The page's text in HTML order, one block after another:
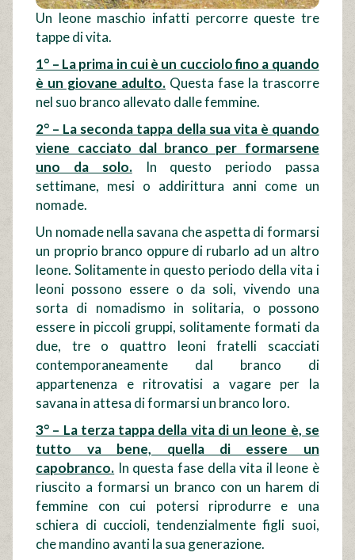
Un leone maschio infatti percorre queste tre
tappe di vita.
1° – La prima in cui è un cucciolo fino a quando
è un giovane adulto. Questa fase la trascorre
nel suo branco allevato dalle femmine.
2° – La seconda tappa della sua vita è quando
viene cacciato dal branco per formarsene
uno da solo.In questo periodo passa
settimane, mesi o addirittura anni come un
nomade.
Un nomade nella savana che aspetta di formarsi
un proprio branco oppure di rubarlo ad un altro
leone. Solitamente in questo periodo della vita i
leoni possono essere o da soli, vivendo una
sorta di nomadismo in solitaria, o possono
essere in piccoli gruppi, solitamente formati da
due, tre o quattro leoni fratelli scacciati
contemporaneamente dal branco di
appartenenza e ritrovatisi a vagare per la
savana in attesa di formarsi un branco loro.
3° – La terza tappa della vita di un leone è, se
tutto va bene, quella di essere un
capobranco. In questa fase della vita il leone è
riuscito a formarsi un branco con un harem di
femmine con cui potersi riprodurre e una
schiera di cuccioli, tendenzialmente figli suoi,
che mandino avanti la sua generazione.